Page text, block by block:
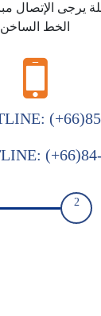
يرجى الإتصال
الخط الساخن
2